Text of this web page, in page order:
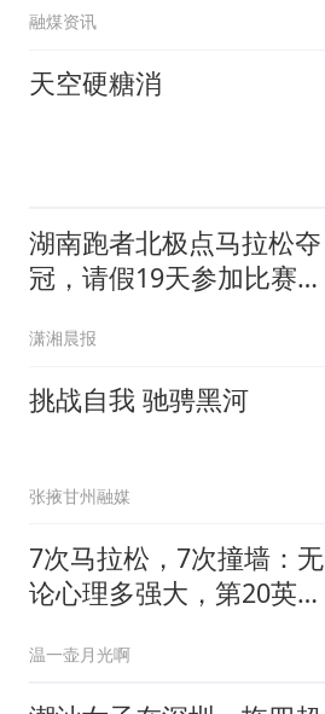
融煤资讯
天空硬糖消
湖南跑者北极点马拉松夺
冠，请假19天参加比赛，
潇湘晨报
挑战自我 驰骋黑河
张掖甘州融媒
7次马拉松，7次撞墙：无
论心理多强大，第20英里
温一壶月光啊